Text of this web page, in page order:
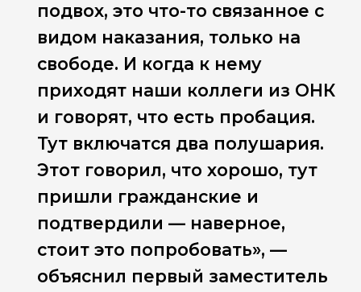
подвох, это что-то связанное с
видом наказания, только на
свободе. И когда к нему
приходят наши коллеги из ОНК
и говорят, что есть пробация.
Тут включатся два полушария.
Этот говорил, что хорошо, тут
пришли гражданские и
подтвердили — наверное,
стоит это попробовать», —
объяснил первый заместитель